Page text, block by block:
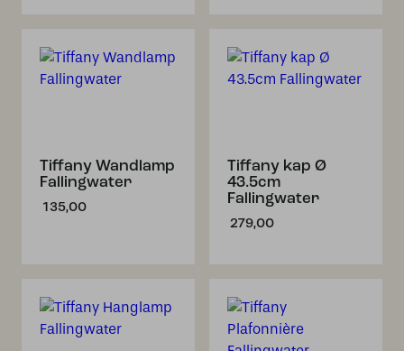
Tiffany Wandlamp
Fallingwater
135,00
Tiffany kap Ø
43.5cm
Fallingwater
279,00